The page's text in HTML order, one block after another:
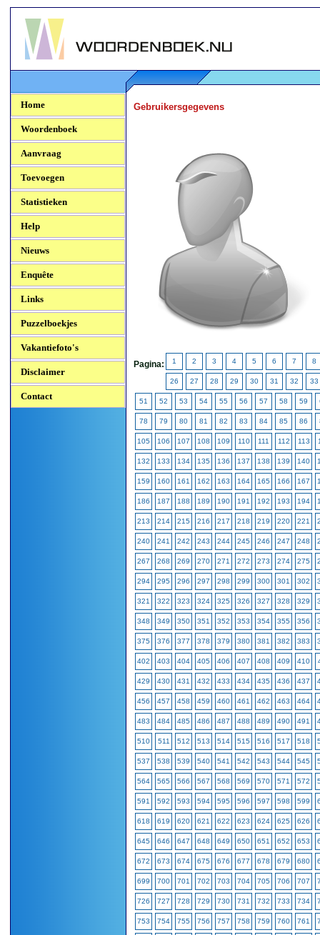
Woordenboek.NU
Home
Woordenboek
Aanvraag
Toevoegen
Statistieken
Help
Nieuws
Enquête
Links
Puzzelboekjes
Vakantiefoto's
Disclaimer
Contact
Gebruikersgegevens
Pagina: 1 2 3 4 5 6 7 8
26 27 28 29 30 31 32 33
51 52 53 54 55 56 57 58 59
78 79 80 81 82 83 84 85 86
105 106 107 108 109 110 111 112 113
132 133 134 135 136 137 138 139 140
159 160 161 162 163 164 165 166 167
186 187 188 189 190 191 192 193 194
213 214 215 216 217 218 219 220 221
240 241 242 243 244 245 246 247 248
267 268 269 270 271 272 273 274 275
294 295 296 297 298 299 300 301 302
321 322 323 324 325 326 327 328 329
348 349 350 351 352 353 354 355 356
375 376 377 378 379 380 381 382 383
402 403 404 405 406 407 408 409 410
429 430 431 432 433 434 435 436 437
456 457 458 459 460 461 462 463 464
483 484 485 486 487 488 489 490 491
510 511 512 513 514 515 516 517 518
537 538 539 540 541 542 543 544 545
564 565 566 567 568 569 570 571 572
591 592 593 594 595 596 597 598 599
618 619 620 621 622 623 624 625 626
645 646 647 648 649 650 651 652 653
672 673 674 675 676 677 678 679 680
699 700 701 702 703 704 705 706 707
726 727 728 729 730 731 732 733 734
753 754 755 756 757 758 759 760 761